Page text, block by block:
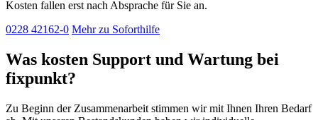
Kosten fallen erst nach Absprache für Sie an.
0228 42162-0 Mehr zu Soforthilfe
Was kosten Support und Wartung bei
fixpunkt?
Zu Beginn der Zusammenarbeit stimmen wir mit Ihnen Ihren Bedarf